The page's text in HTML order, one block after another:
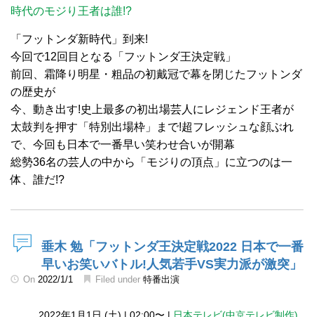
時代のモジり王者は誰!?
「フットンダ新時代」到来!
今回で12回目となる「フットンダ王決定戦」
前回、霜降り明星・粗品の初戴冠で幕を閉じたフットンダ
の歴史が
今、動き出す!史上最多の初出場芸人にレジェンド王者が
太鼓判を押す「特別出場枠」まで!超フレッシュな顔ぶれ
で、今回も日本で一番早い笑わせ合いが開幕
総勢36名の芸人の中から「モジりの頂点」に立つのは一
体、誰だ!?
垂木 勉「フットンダ王決定戦2022 日本で一番
早いお笑いバトル!人気若手VS実力派が激突」
On 2022/1/1 Filed under 特番出演